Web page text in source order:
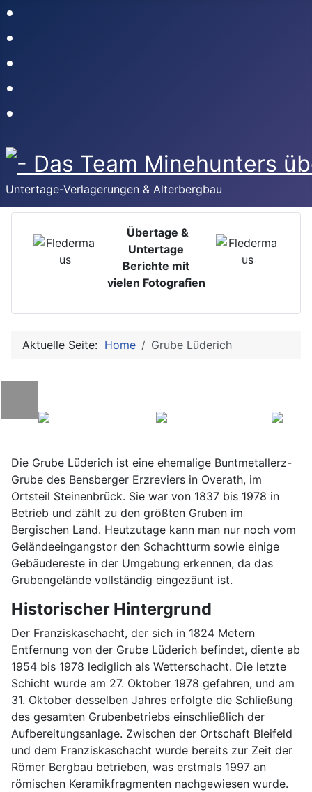
Untertage-Verlagerungen & Alterbergbau
Übertage &
Untertage
Berichte mit
vielen Fotografien
Aktuelle Seite: Home Grube Lüderich
Die Grube Lüderich ist eine ehemalige Buntmetallerz-
Grube des Bensberger Erzreviers in Overath, im
Ortsteil Steinenbrück. Sie war von 1837 bis 1978 in
Betrieb und zählt zu den größten Gruben im
Bergischen Land. Heutzutage kann man nur noch vom
Geländeeingangstor den Schachtturm sowie einige
Gebäudereste in der Umgebung erkennen, da das
Grubengelände vollständig eingezäunt ist.
Historischer Hintergrund
Der Franziskaschacht, der sich in 1824 Metern
Entfernung von der Grube Lüderich befindet, diente ab
1954 bis 1978 lediglich als Wetterschacht. Die letzte
Schicht wurde am 27. Oktober 1978 gefahren, und am
31. Oktober desselben Jahres erfolgte die Schließung
des gesamten Grubenbetriebs einschließlich der
Aufbereitungsanlage. Zwischen der Ortschaft Bleifeld
und dem Franziskaschacht wurde bereits zur Zeit der
Römer Bergbau betrieben, was erstmals 1997 an
römischen Keramikfragmenten nachgewiesen wurde.